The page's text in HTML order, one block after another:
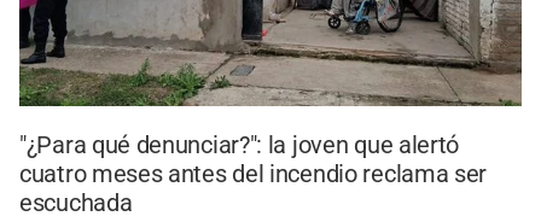
"¿Para qué denunciar?": la joven que alertó
cuatro meses antes del incendio reclama ser
escuchada